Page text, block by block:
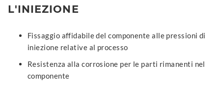
L'INIEZIONE
Fissaggio affidabile del componente alle pressioni di
iniezione relative al processo
Resistenza alla corrosione per le parti rimanenti nel
componente